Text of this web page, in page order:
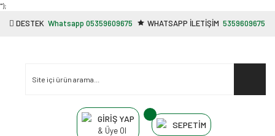
"');
DESTEK Whatsapp 05359609675 WHATSAPP İLETİŞİM 5359609675
GİRİŞ YAP
& Üye Ol
SEPETİM